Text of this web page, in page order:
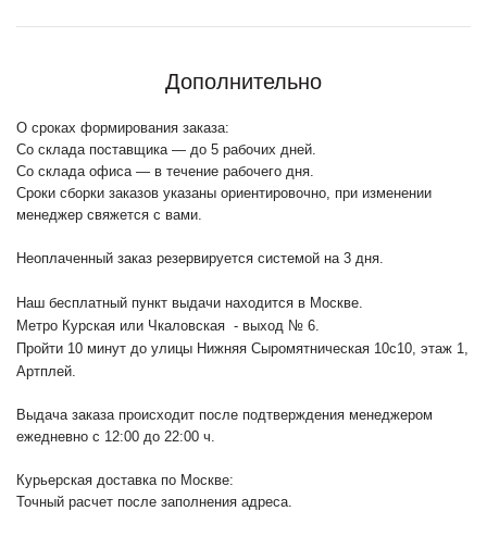
Дополнительно
О сроках формирования заказа:
Со склада поставщика — до 5 рабочих дней.
Со склада офиса — в течение рабочего дня.
Сроки сборки заказов указаны ориентировочно, при изменении
менеджер свяжется с вами.
Неоплаченный заказ резервируется системой на 3 дня.
Наш бесплатный пункт выдачи находится в Москве.
Метро Курская или Чкаловская - выход № 6.
Пройти 10 минут до улицы Нижняя Сыромятническая 10с10, этаж 1,
Артплей.
Выдача заказа происходит после подтверждения менеджером
ежедневно с 12:00 до 22:00 ч.
Курьерская доставка по Москве:
Точный расчет после заполнения адреса.